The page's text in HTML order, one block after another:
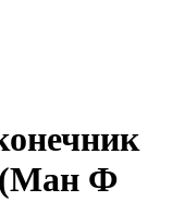
(Ман Ф